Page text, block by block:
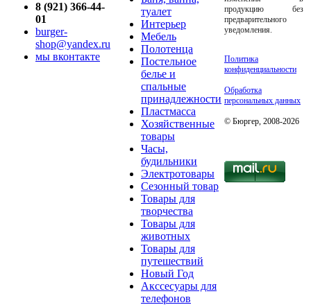
8 (921) 366-44-
01
burger-
shop@yandex.ru
мы вконтакте
туалет
Интерьер
Мебель
Полотенца
Постельное
белье и
спальные
принадлежности
Пластмасса
Хозяйственные
товары
Часы,
будильники
Электротовары
Сезонный товар
Товары для
творчества
Товары для
животных
Товары для
путешествий
Новый Год
Акссесуары для
телефонов
продукцию без
предварительного
уведомления.
Политика
конфиденциальности
Обработка
персональных данных
© Бюргер, 2008-2026